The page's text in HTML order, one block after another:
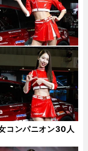
コンパニオン30人